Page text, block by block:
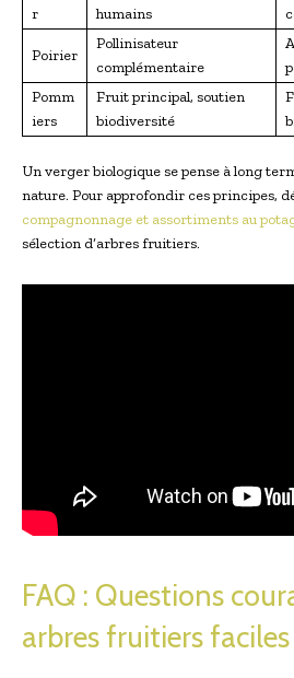
r
humains
Poirier
Pollinisateur
complémentaire
Pomm
iers
Fruit principal, soutien
biodiversité
Un verger biologique se pense à long
nature. Pour approfondir ces principes,
compagnonnage et assortiments au
sélection d’arbres fruitiers.
FAQ : Questions
arbres fruitiers